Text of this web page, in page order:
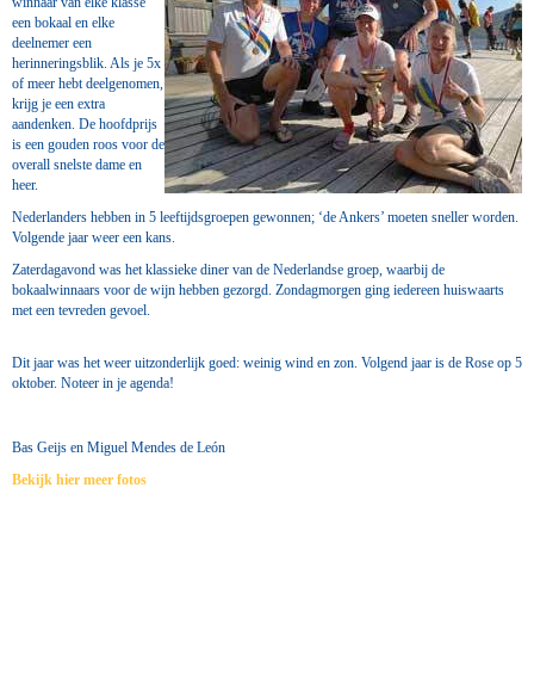
een bokaal en elke
deelnemer een
herinneringsblik. Als je 5x
of meer hebt deelgenomen,
krijg je een extra
aandenken. De hoofdprijs
is een gouden roos voor de
overall snelste dame en
heer.
Nederlanders hebben in 5 leeftijdsgroepen gewonnen; ‘de Ankers’ moeten sneller worden.
Volgende jaar weer een kans.
Zaterdagavond was het klassieke diner van de Nederlandse groep, waarbij de
bokaalwinnaars voor de wijn hebben gezorgd. Zondagmorgen ging iedereen huiswaarts
met een tevreden gevoel.
Dit jaar was het weer uitzonderlijk goed: weinig wind en zon. Volgend jaar is de Rose op 5
oktober. Noteer in je agenda!
Bas Geijs en Miguel Mendes de León
Bekijk hier meer fotos